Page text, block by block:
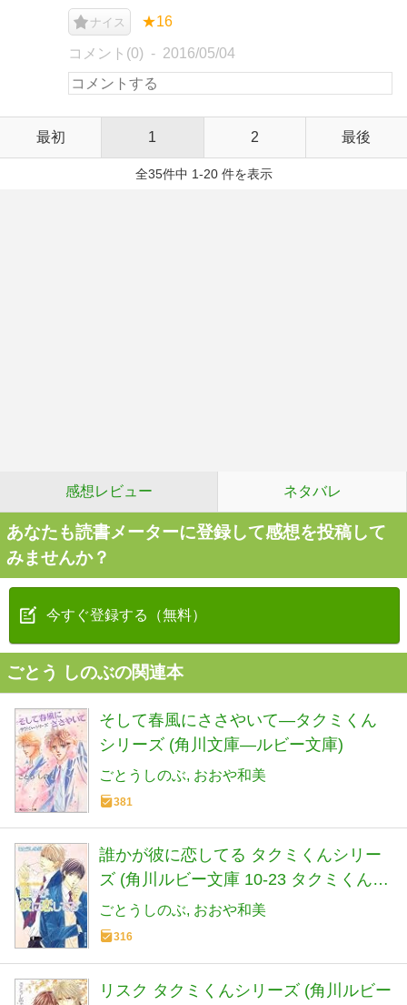
ナイス ★16
コメント(0) 2016/05/04
最初 1 2 最後
全35件中 1-20 件を表示
感想レビュー ネタバレ
あなたも読書メーターに登録して感想を投稿して
みませんか？
今すぐ登録する（無料）
ごとう しのぶの関連本
そして春風にささやいて―タクミくん
シリーズ (角川文庫―ルビー文庫)
ごとうしのぶ おおや和美
381
誰かが彼に恋してる タクミくんシリー
ズ (角川ルビー文庫 10-23 タクミくんシ
リーズ)
ごとうしのぶ おおや和美
316
リスク タクミくんシリーズ (角川ルビー